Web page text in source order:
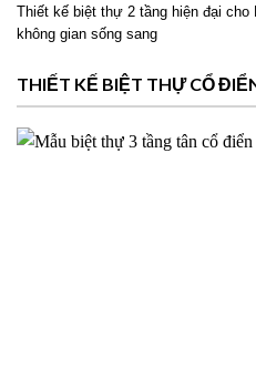
Thiết kế biệt thự 2 tầng hiện đại
không gian sống sang
THIẾT KẾ BIỆT THỰ CỔ